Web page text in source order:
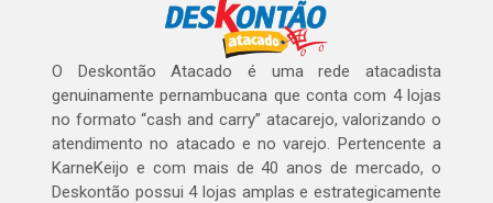
O Deskontão Atacado é uma rede atacadista
genuinamente pernambucana que conta com 4 lojas
no formato “cash and carry” atacarejo, valorizando o
atendimento no atacado e no varejo. Pertencente a
KarneKeijo e com mais de 40 anos de mercado, o
Deskontão possui 4 lojas amplas e estrategicamente